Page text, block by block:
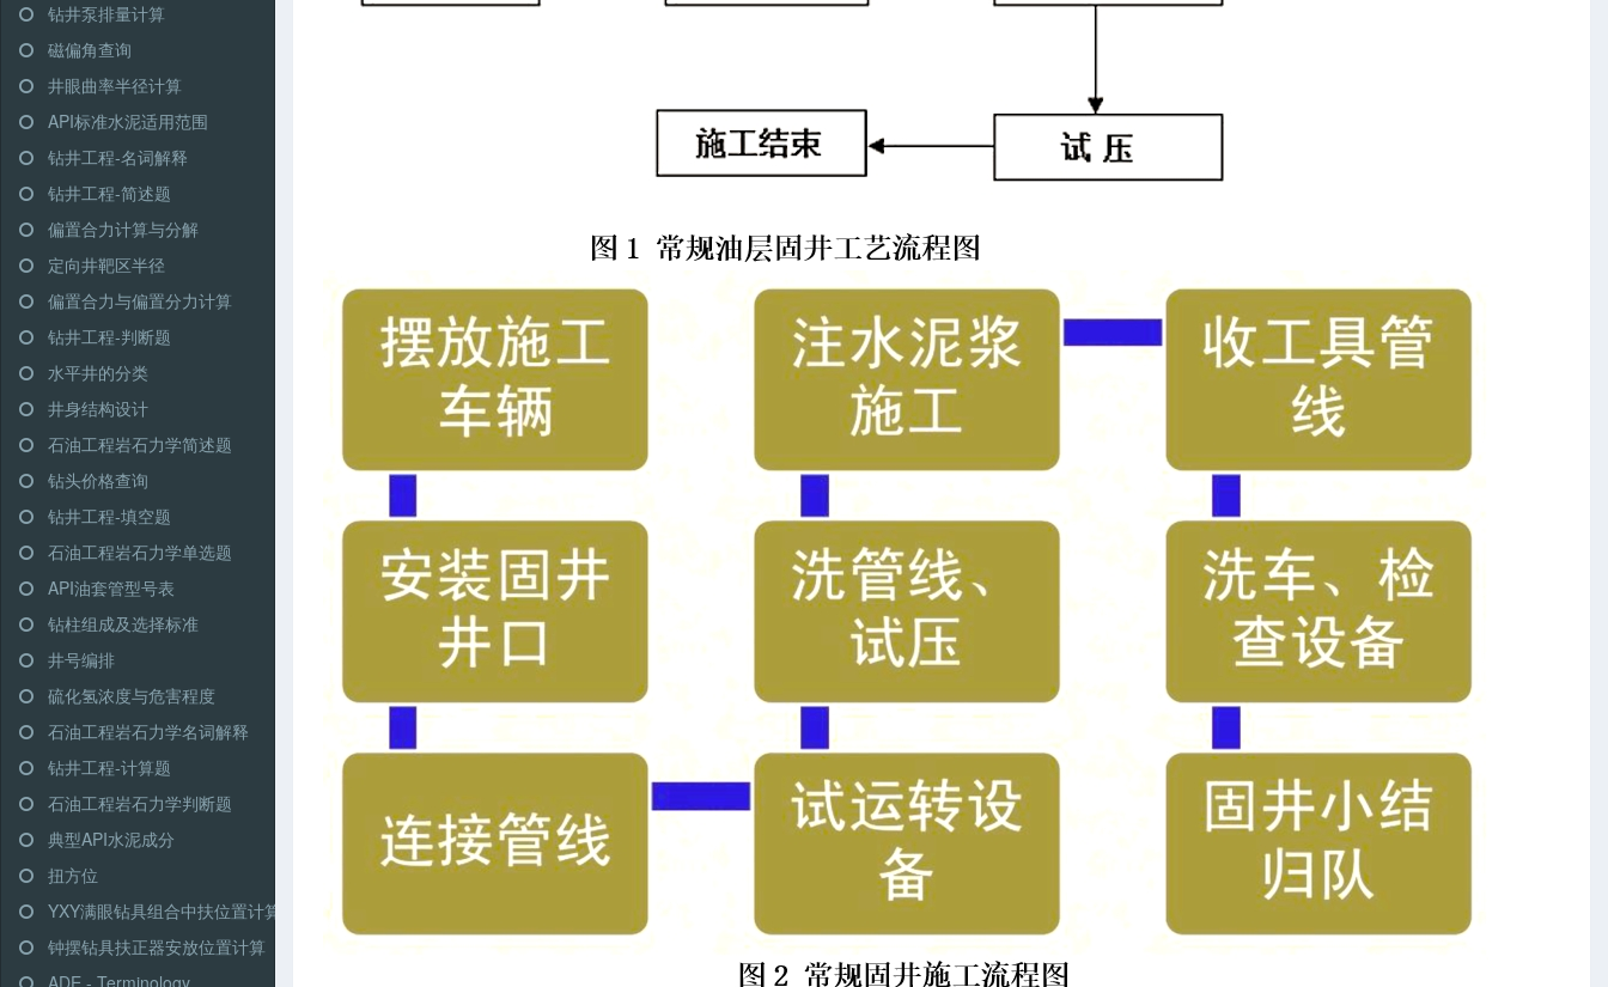
钻井泵排量计算
磁偏角查询
井眼曲率半径计算
API标准水泥适用范围
钻井工程-名词解释
钻井工程-简述题
偏置合力计算与分解
定向井靶区半径
偏置合力与偏置分力计算
钻井工程-判断题
水平井的分类
井身结构设计
石油工程岩石力学简述题
钻头价格查询
钻井工程-填空题
石油工程岩石力学单选题
API油套管型号表
钻柱组成及选择标准
井号编排
硫化氢浓度与危害程度
石油工程岩石力学名词解释
钻井工程-计算题
石油工程岩石力学判断题
典型API水泥成分
扭方位
YXY满眼钻具组合中扶位置计算
钟摆钻具扶正器安放位置计算
ADE - Terminology